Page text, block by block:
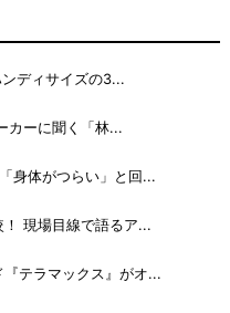
ディサイズの3...
カーに聞く「林...
身体がつらい」と回...
現場目線で語るア...
テラマックス』がオ...